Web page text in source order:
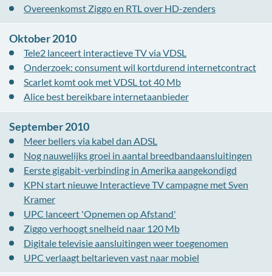
Overeenkomst Ziggo en RTL over HD-zenders
Oktober 2010
Tele2 lanceert interactieve TV via VDSL
Onderzoek: consument wil kortdurend internetcontract
Scarlet komt ook met VDSL tot 40 Mb
Alice best bereikbare internetaanbieder
September 2010
Meer bellers via kabel dan ADSL
Nog nauwelijks groei in aantal breedbandaansluitingen
Eerste gigabit-verbinding in Amerika aangekondigd
KPN start nieuwe Interactieve TV campagne met Sven
Kramer
UPC lanceert 'Opnemen op Afstand'
Ziggo verhoogt snelheid naar 120 Mb
Digitale televisie aansluitingen weer toegenomen
UPC verlaagt beltarieven vast naar mobiel